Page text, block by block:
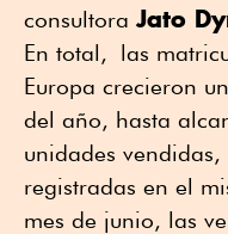
consultora Jato
En total, las
Europa crecieron
del año, hasta
unidades
registradas en el
mes de junio, las